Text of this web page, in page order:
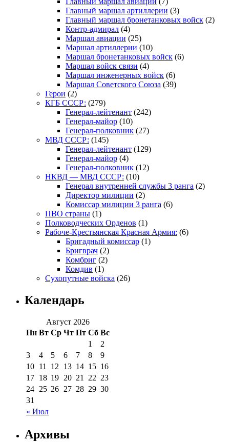
Главный маршал артиллерии (3)
Главный маршал бронетанковых войск (2)
Контр-адмирал (4)
Маршал авиации (25)
Маршал артиллерии (10)
Маршал бронетанковых войск (6)
Маршал войск связи (4)
Маршал инженерных войск (6)
Маршал Советского Союза (39)
Герои (2)
КГБ СССР: (279)
Генерал-лейтенант (242)
Генерал-майор (10)
Генерал-полковник (27)
МВД СССР: (145)
Генерал-лейтенант (129)
Генерал-майор (4)
Генерал-полковник (12)
НКВД — МВД СССР: (10)
Генерал внутренней службы 3 ранга (2)
Директор милиции (2)
Комиссар милиции 3 ранга (6)
ПВО страны (1)
Полководческих Орденов (1)
Рабоче-Крестьянская Красная Армия: (6)
Бригадный комиссар (1)
Бригврач (2)
Комбриг (2)
Комдив (1)
Сухопутные войска (26)
Календарь
Август 2026
Пн Вт Ср Чт Пт Сб Вс
« Июл
1
2
3
4 5 6 7 8
9
10 11 12 13 14 15 16
17 18 19 20 21 22 23
24 25 26 27 28 29 30
31
Архивы